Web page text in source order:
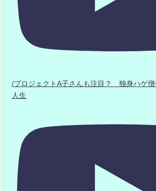
/プロジェクトA子さんも注目？ 独身ハゲ僧
人生